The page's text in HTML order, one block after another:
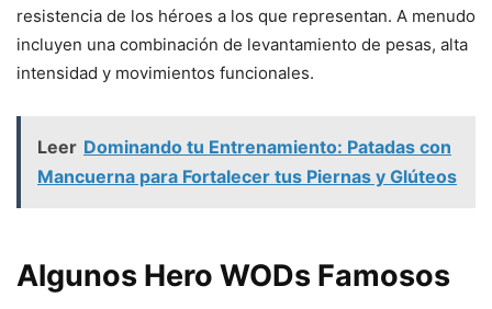
resistencia de los héroes a los que representan. A menudo
incluyen una combinación de levantamiento de pesas, alta
intensidad y movimientos funcionales.
Leer Dominando tu Entrenamiento: Patadas con
Mancuerna para Fortalecer tus Piernas y Glúteos
Algunos Hero WODs Famosos